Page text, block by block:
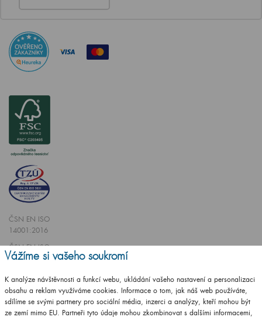
ČSN EN ISO
14001:2016
ČSN EN ISO
9001:2016
Vážíme si vašeho soukromí
K analýze návštěvnosti a funkcí webu, ukládání vašeho nastavení a personalizaci
obsahu a reklam využíváme cookies. Informace o tom, jak náš web používáte,
sdílíme se svými partnery pro sociální média, inzerci a analýzy, kteří mohou být
ze zemí mimo EU. Partneři tyto údaje mohou zkombinovat s dalšími informacemi,